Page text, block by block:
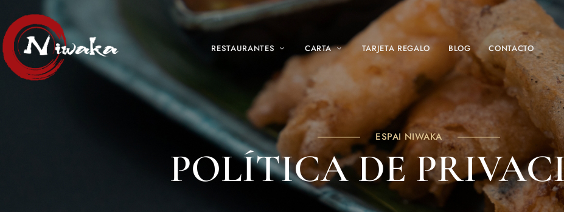
RESTAURANTES CARTA TARJETA REGALO BLOG CONTACTO
ESPAI NIWAKA
POLÍTICA DE